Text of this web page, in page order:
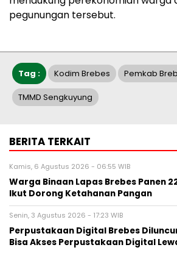
pegunungan tersebut.
Tag : Kodim Brebes Pemkab
TMMD Sengkuyung
BERITA TERKAIT
Kamis, 6 Agustus 2026 - 06:55 WIB
Warga Binaan Lapas Brebes Panen
Ikut Dorong Ketahanan Pangan
Senin, 3 Agustus 2026 - 17:23 WIB
Perpustakaan Digital Brebes
Bisa Akses Perpustakaan Digital